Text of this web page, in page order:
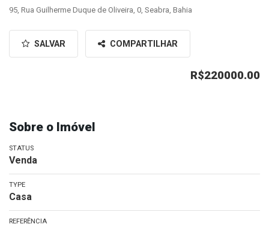
95, Rua Guilherme Duque de Oliveira, 0, Seabra, Bahia
SALVAR COMPARTILHAR
R$220000.00
Sobre o Imóvel
STATUS
Venda
TYPE
Casa
REFERÊNCIA